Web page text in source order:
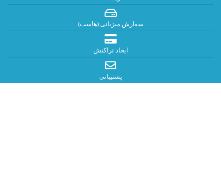
سفارش میزبانی (هاست)
ایجاد تراکنش
پشتیبانی